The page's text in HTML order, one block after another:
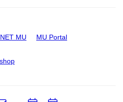
MU MU Portal